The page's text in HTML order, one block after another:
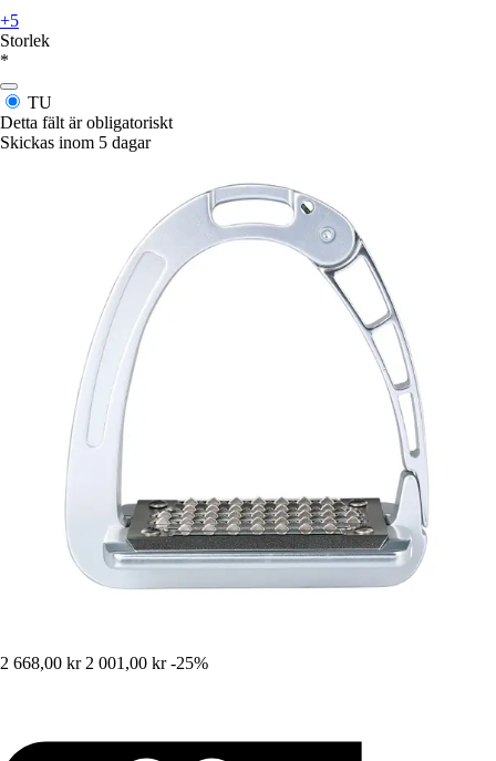
+5
Storlek
*
TU
Detta fält är obligatoriskt
Skickas inom 5 dagar
2 668,00 kr 2 001,00 kr -25%